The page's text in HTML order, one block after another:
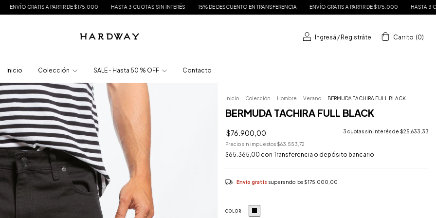
DE $175.000 HASTA 3 CUOTAS SIN INTERÉS 15% DE DESCUENTO EN TRANSFERENCIA ENVÍO GRATIS A PARTIR DE $175.000 HASTA 3 CUOTAS SIN INTERÉS
Ingresá / Registráte Carrito (0)
Inicio Colección SALE - Hasta 50 % OFF Contacto
Inicio Colección Hombre Verano BERMUDA TACHIRA FULL BLACK
BERMUDA TACHIRA FULL BLACK
$76.900,00 3 cuotas sin interés de $25.633,33
Precio sin impuestos $63.553,72
$65.365,00 con Transferencia o depósito bancario
Envío gratis superando los $175.000,00
COLOR